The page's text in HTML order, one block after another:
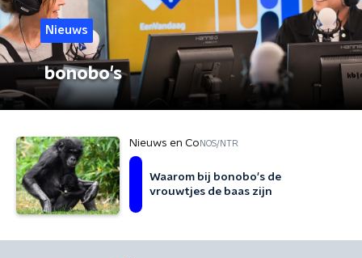
Nieuws
bonobo's
Nieuws en Co NOS/NTR
Waarom bij bonobo's de
vrouwtjes de baas zijn